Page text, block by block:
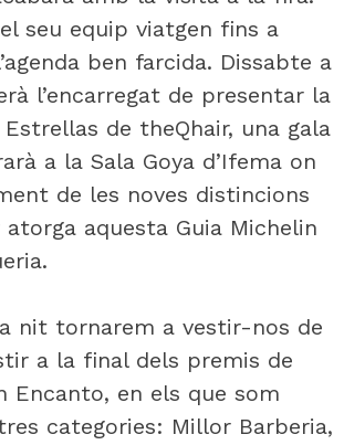
seu equip viatgen fins a
ben farcida. Dissabte a
l’encarregat de presentar la
de theQhair, una gala
a la Sala Goya d’Ifema on
de les noves distincions
atorga aquesta Guia Michelin
nit tornarem a vestir-nos de
a la final dels premis de
Encanto, en els que som
categories: Millor Barberia,